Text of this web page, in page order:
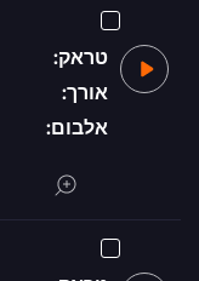
טראק:
אורך:
אלבום: